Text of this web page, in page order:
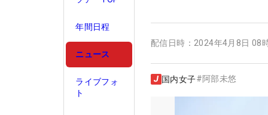
年間日程
ニュース
ライブフォ
ト
配信日時： 2024年4月8日 08
国内女子#阿部未悠